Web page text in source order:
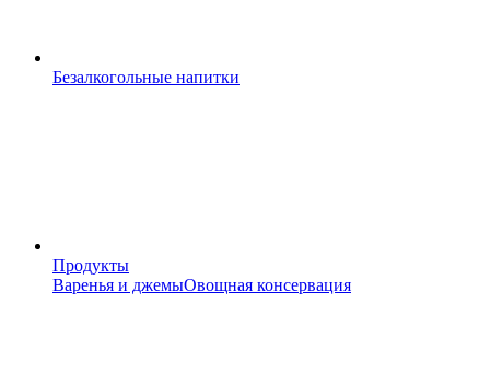
Безалкогольные напитки
Продукты
Варенья и джемыОвощная консервация